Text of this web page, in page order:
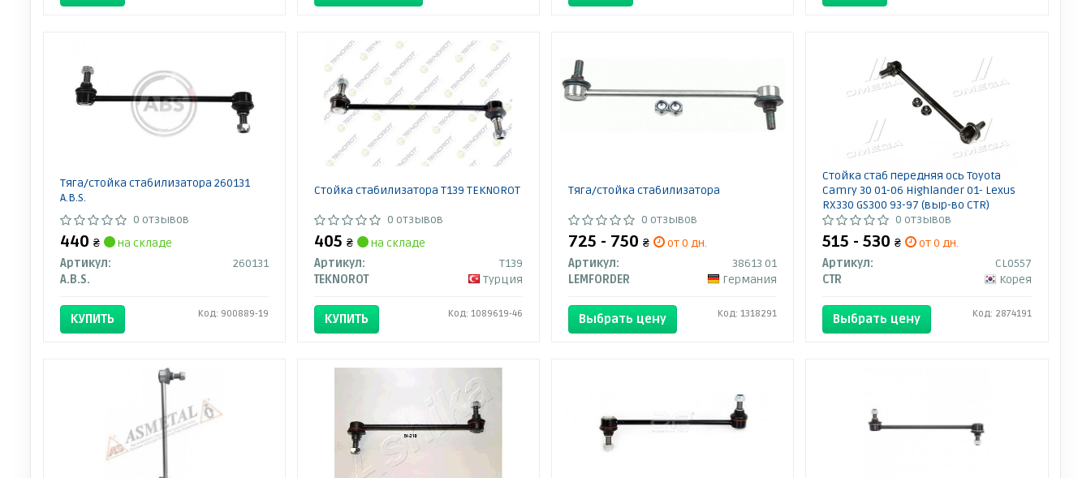
Тяга/стойка стабилизатора 260131
A.B.S.
0 отзывов
440 ₴
на складе
Артикул:
260131
A.B.S.
КУПИТЬ Код: 900889-19
Стойка стабилизатора T139 TEKNOROT
0 отзывов
405 ₴
на складе
Артикул:
T139
TEKNOROT
Турция
КУПИТЬ Код: 1089619-46
Тяга/стойка стабилизатора
0 отзывов
725 - 750 ₴
от 0 дн.
Артикул:
38613 01
LEMFORDER
Германия
Выбрать цену Код: 1318291
Стойка стаб передняя ось Toyota
Camry 30 01-06 Highlander 01- Lexus
RX330 GS300 93-97 (выр-во CTR)
0 отзывов
515 - 530₴
от 0 дн.
Артикул:
CL0557
CTR
Корея
Выбрать цену Код: 2874191